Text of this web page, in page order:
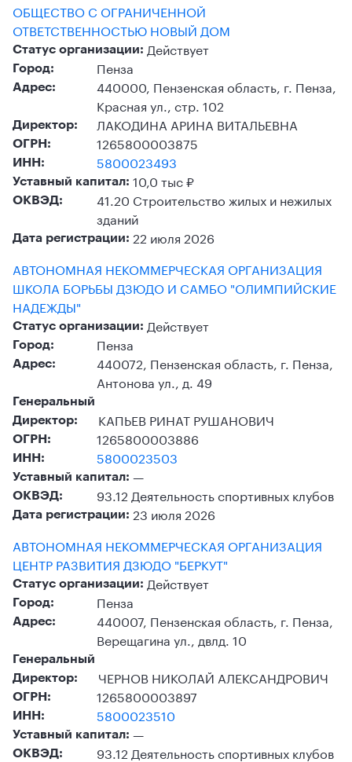
ОБЩЕСТВО С ОГРАНИЧЕННОЙ
ОТВЕТСТВЕННОСТЬЮ НОВЫЙ ДОМ
Статус организации: Действует
Город: Пенза
Адрес:
440000, Пензенская область, г. Пенза,
Красная ул., стр. 102
Директор: ЛАКОДИНА АРИНА ВИТАЛЬЕВНА
ОГРН: 1265800003875
ИНН: 5800023493
Уставный капитал: 10,0 тыс ₽
ОКВЭД:
41.20 Строительство жилых и нежилых
зданий
Дата регистрации: 22 июля 2026
АВТОНОМНАЯ НЕКОММЕРЧЕСКАЯ ОРГАНИЗАЦИЯ
ШКОЛА БОРЬБЫ ДЗЮДО И САМБО "ОЛИМПИЙСКИЕ
НАДЕЖДЫ"
Статус организации: Действует
Город: Пенза
Адрес:
440072, Пензенская область, г. Пенза,
Антонова ул., д. 49
Генеральный
Директор:
КАПЬЕВ РИНАТ РУШАНОВИЧ
ОГРН: 1265800003886
ИНН: 5800023503
Уставный капитал: —
ОКВЭД: 93.12 Деятельность спортивных клубов
Дата регистрации: 23 июля 2026
АВТОНОМНАЯ НЕКОММЕРЧЕСКАЯ ОРГАНИЗАЦИЯ
ЦЕНТР РАЗВИТИЯ ДЗЮДО "БЕРКУТ"
Статус организации: Действует
Город: Пенза
Адрес:
440007, Пензенская область, г. Пенза,
Верещагина ул., двлд. 10
Генеральный
Директор:
ЧЕРНОВ НИКОЛАЙ АЛЕКСАНДРОВИЧ
ОГРН: 1265800003897
ИНН: 5800023510
Уставный капитал: —
ОКВЭД:
93.12 Деятельность спортивных клубов